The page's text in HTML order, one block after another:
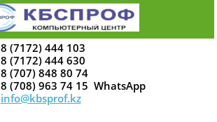
8 (7172) 444 103
8 (7172) 444 630
8 (707) 848 80 74
8 (708) 963 74 15 WhatsApp
info@kbsprof.kz